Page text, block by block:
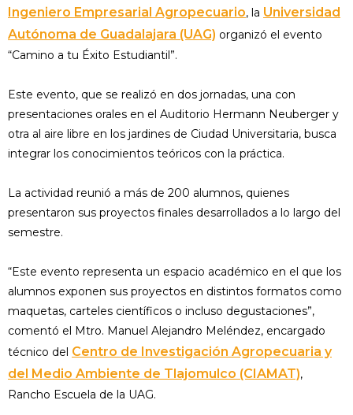
Ingeniero Empresarial Agropecuario, la Universidad
Autónoma de Guadalajara (UAG) organizó el evento
“Camino a tu Éxito Estudiantil”.
Este evento, que se realizó en dos jornadas, una con
presentaciones orales en el Auditorio Hermann Neuberger y
otra al aire libre en los jardines de Ciudad Universitaria, busca
integrar los conocimientos teóricos con la práctica.
La actividad reunió a más de 200 alumnos, quienes
presentaron sus proyectos finales desarrollados a lo largo del
semestre.
“Este evento representa un espacio académico en el que los
alumnos exponen sus proyectos en distintos formatos como
maquetas, carteles científicos o incluso degustaciones”,
comentó el Mtro. Manuel Alejandro Meléndez, encargado
técnico del Centro de Investigación Agropecuaria y
del Medio Ambiente de Tlajomulco (CIAMAT),
Rancho Escuela de la UAG.